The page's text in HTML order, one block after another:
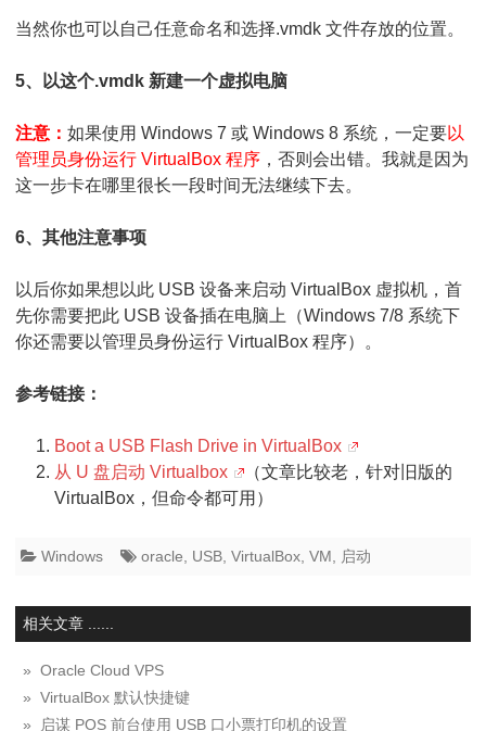
当然你也可以自己任意命名和选择.vmdk 文件存放的位置。
5、以这个.vmdk 新建一个虚拟电脑
注意： 如果使用 Windows 7 或 Windows 8 系统，一定要以
管理员身份运行 VirtualBox 程序 ，否则会出错。我就是因为
这一步卡在哪里很长一段时间无法继续下去。
6、其他注意事项
以后你如果想以此 USB 设备来启动 VirtualBox 虚拟机，首
先你需要把此 USB 设备插在电脑上（Windows 7/8 系统下
你还需要以管理员身份运行 VirtualBox 程序）。
参考链接：
Boot a USB Flash Drive in VirtualBox
从 U 盘启动 Virtualbox
（文章比较老，针对旧版的
VirtualBox，但命令都可用）
Windows oracle USB VirtualBox VM 启动
相关文章 ......
» Oracle Cloud VPS
» VirtualBox 默认快捷键
» 启谋 POS 前台使用 USB 口小票打印机的设置